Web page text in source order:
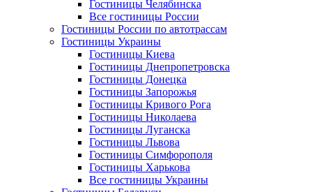
Гостиницы Челябинска
Все гостиницы России
Гостиницы России по автотрассам
Гостиницы Украины
Гостиницы Киева
Гостиницы Днепропетровска
Гостиницы Донецка
Гостиницы Запорожья
Гостиницы Кривого Рога
Гостиницы Николаева
Гостиницы Луганска
Гостиницы Львова
Гостиницы Симфорополя
Гостиницы Харькова
Все гостиницы Украины